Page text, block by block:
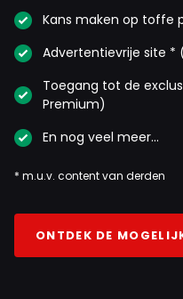
Kans maken op toffe
Advertentievrije site *
Toegang tot de
Premium)
En nog veel meer…
* m.u.v. content van derden
ONTDEK DE